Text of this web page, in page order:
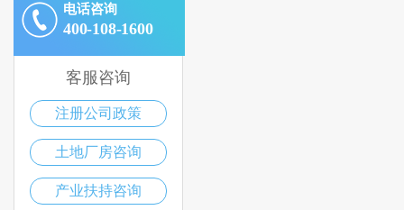
电话咨询
400-108-1600
客服咨询
注册公司政策
土地厂房咨询
产业扶持咨询